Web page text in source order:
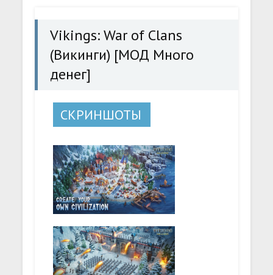
Vikings: War of Clans
(Викинги) [МОД Много
денег]
СКРИНШОТЫ